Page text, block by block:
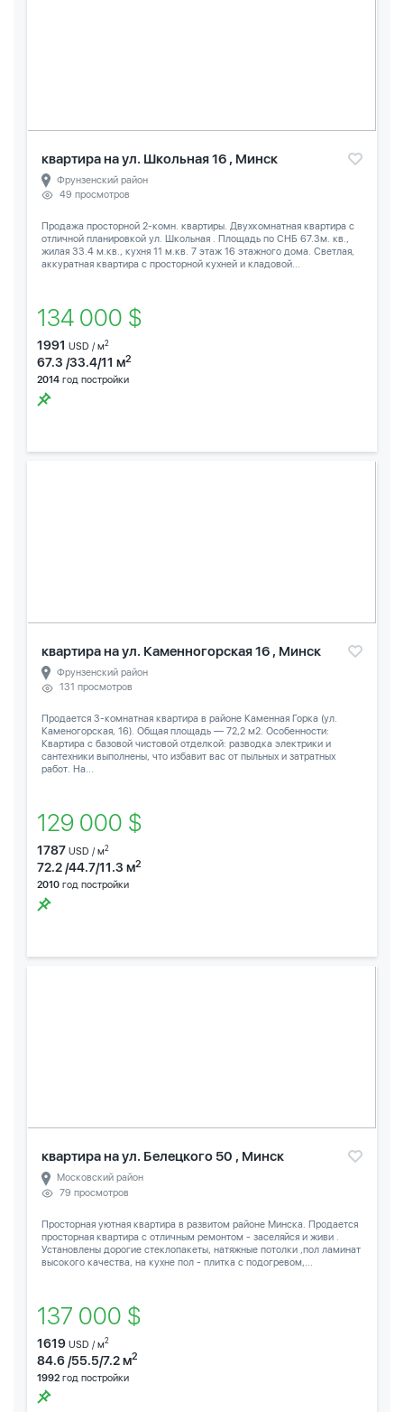
квартира на ул. Школьная 16 , Минск
Фрунзенский район
49 просмотров
Продажа просторной 2-комн. квартиры. Двухкомнатная квартира с
отличной планировкой ул. Школьная . Площадь по СНБ 67.3м. кв.,
жилая 33.4 м.кв., кухня 11 м.кв. 7 этаж 16 этажного дома. Светлая,
аккуратная квартира с просторной кухней и кладовой...
134 000 $
1991 USD / м2
67.3 /33.4/11 м2
2014 год постройки
квартира на ул. Каменногорская 16 , Минск
Фрунзенский район
131 просмотров
Продается 3-комнатная квартира в районе Каменная Горка (ул.
Каменогорская, 16). Общая площадь — 72,2 м2. Особенности:
Квартира с базовой чистовой отделкой: разводка электрики и
сантехники выполнены, что избавит вас от пыльных и затратных
работ. На...
129 000 $
1787 USD / м2
72.2 /44.7/11.3 м2
2010 год постройки
квартира на ул. Белецкого 50 , Минск
Московский район
79 просмотров
Просторная уютная квартира в развитом районе Минска. Продается
просторная квартира с отличным ремонтом - заселяйся и живи .
Установлены дорогие стеклопакеты, натяжные потолки ,пол ламинат
высокого качества, на кухне пол - плитка с подогревом,...
137 000 $
1619 USD / м2
84.6 /55.5/7.2 м2
1992 год постройки